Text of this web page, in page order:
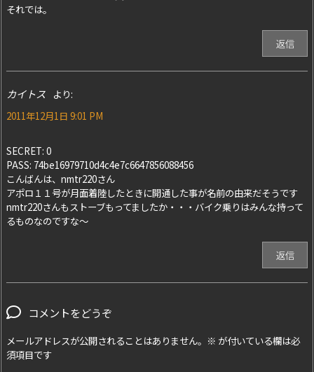
それでは。
返信
カイトス より:
2011年12月1日 9:01 PM
SECRET: 0
PASS: 74be16979710d4c4e7c6647856088456
こんばんは、nmtr220さん
アポロ１１号が月面着陸したときに開通した事が名前の由来だそうです
nmtr220さんもストーブもってましたか・・・バイク乗りはみんな持って
るものなのですな～
返信
コメントをどうぞ
メールアドレスが公開されることはありません。 ※ が付いている欄は必
須項目です